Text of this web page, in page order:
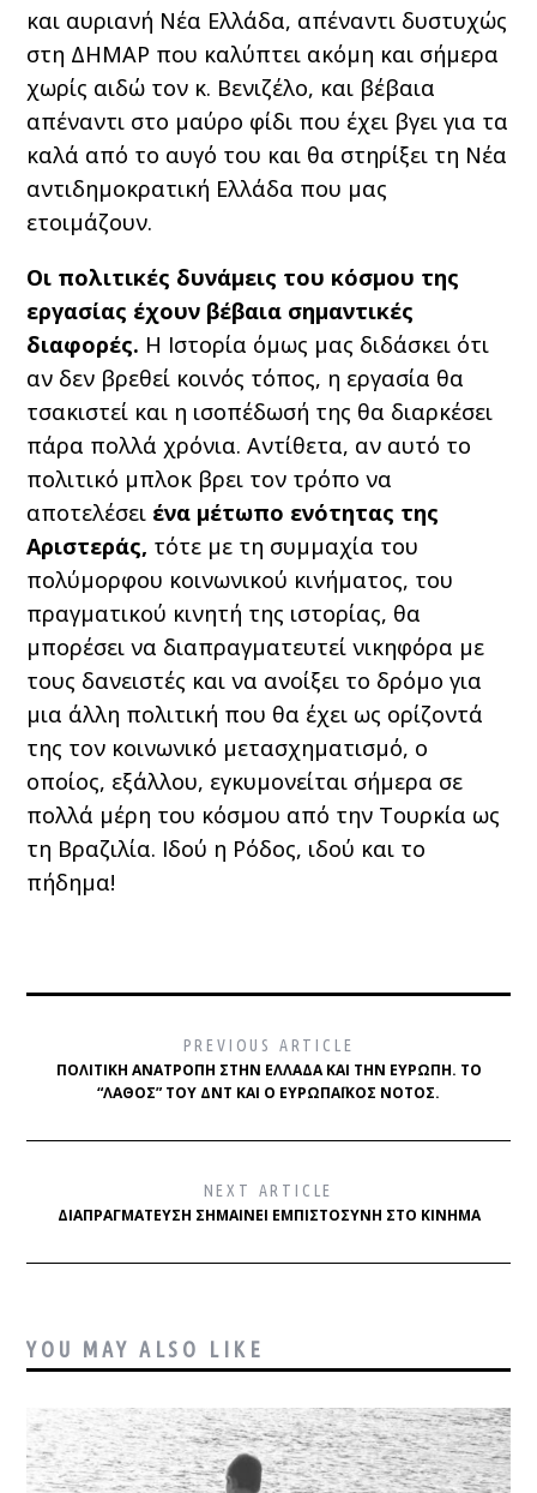
και αυριανή Νέα Ελλάδα, απέναντι δυστυχώς
στη ΔΗΜΑΡ που καλύπτει ακόμη και σήμερα
χωρίς αιδώ τον κ. Βενιζέλο, και βέβαια
απέναντι στο μαύρο φίδι που έχει βγει για τα
καλά από το αυγό του και θα στηρίξει τη Νέα
αντιδημοκρατική Ελλάδα που μας
ετοιμάζουν.
Οι πολιτικές δυνάμεις του κόσμου της
εργασίας έχουν βέβαια σημαντικές
διαφορές. Η Ιστορία όμως μας διδάσκει ότι
αν δεν βρεθεί κοινός τόπος, η εργασία θα
τσακιστεί και η ισοπέδωσή της θα διαρκέσει
πάρα πολλά χρόνια. Αντίθετα, αν αυτό το
πολιτικό μπλοκ βρει τον τρόπο να
αποτελέσει ένα μέτωπο ενότητας της
Αριστεράς, τότε με τη συμμαχία του
πολύμορφου κοινωνικού κινήματος, του
πραγματικού κινητή της ιστορίας, θα
μπορέσει να διαπραγματευτεί νικηφόρα με
τους δανειστές και να ανοίξει το δρόμο για
μια άλλη πολιτική που θα έχει ως ορίζοντά
της τον κοινωνικό μετασχηματισμό, ο
οποίος, εξάλλου, εγκυμονείται σήμερα σε
πολλά μέρη του κόσμου από την Τουρκία ως
τη Βραζιλία. Ιδού η Ρόδος, ιδού και το
πήδημα!
PREVIOUS ARTICLE
ΠΟΛΙΤΙΚΉ ΑΝΑΤΡΟΠΉ ΣΤΗΝ ΕΛΛΆΔΑ ΚΑΙ ΤΗΝ ΕΥΡΏΠΗ. ΤΟ
“ΛΆΘΟΣ” ΤΟΥ ΔΝΤ ΚΑΙ Ο ΕΥΡΩΠΑΪΚΌΣ ΝΌΤΟΣ.
NEXT ARTICLE
ΔΙΑΠΡΑΓΜΆΤΕΥΣΗ ΣΗΜΑΊΝΕΙ ΕΜΠΙΣΤΟΣΎΝΗ ΣΤΟ ΚΊΝΗΜΑ
YOU MAY ALSO LIKE